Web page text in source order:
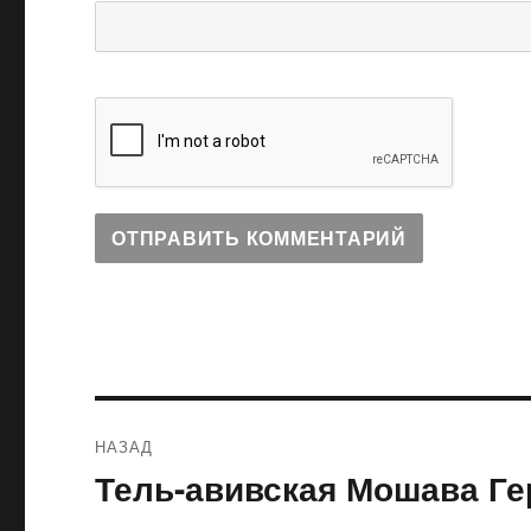
по
НАЗАД
Предыдущая
Тель-авивская Мошава